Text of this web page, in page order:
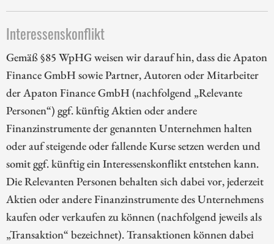
Interessenskonflikt
Gemäß §85 WpHG weisen wir darauf hin, dass die Apaton
Finance GmbH sowie Partner, Autoren oder Mitarbeiter
der Apaton Finance GmbH (nachfolgend „Relevante
Personen“) ggf. künftig Aktien oder andere
Finanzinstrumente der genannten Unternehmen halten
oder auf steigende oder fallende Kurse setzen werden und
somit ggf. künftig ein Interessenskonflikt entstehen kann.
Die Relevanten Personen behalten sich dabei vor, jederzeit
Aktien oder andere Finanzinstrumente des Unternehmens
kaufen oder verkaufen zu können (nachfolgend jeweils als
„Transaktion“ bezeichnet). Transaktionen können dabei